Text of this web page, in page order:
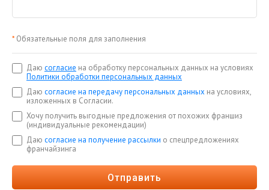
* Обязательные поля для заполнения
Даю согласие на обработку персональных данных на условиях
Политики обработки персональных данных
Даю согласие на передачу персональных данных на условиях,
изложенных в Согласии.
Хочу получить выгодные предложения от похожих франшиз
(индивидуальные рекомендации)
Даю согласие на получение рассылки о спецпредложениях
франчайзинга
Отправить